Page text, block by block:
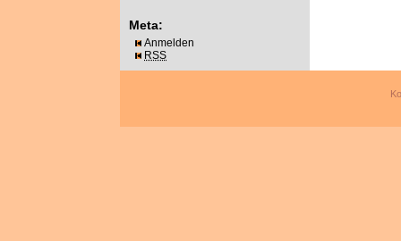
Meta:
Anmelden
RSS